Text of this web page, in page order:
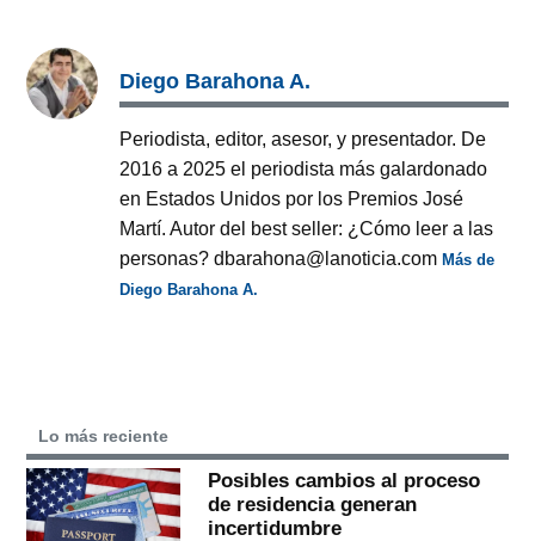
Diego Barahona A.
Periodista, editor, asesor, y presentador. De
2016 a 2025 el periodista más galardonado
en Estados Unidos por los Premios José
Martí. Autor del best seller: ¿Cómo leer a las
personas? dbarahona@lanoticia.comMás de
Diego Barahona A.
Lo más reciente
Posibles cambios al proceso
de residencia generan
incertidumbre